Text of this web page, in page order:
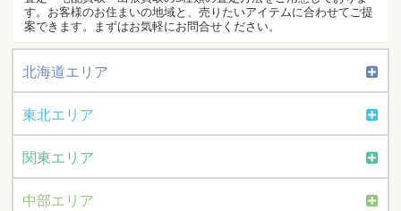
す。お客様のお住まいの地域と、売りたいアイテムに合わせてご提
案できます。まずはお気軽にお問合せください。
北海道エリア
東北エリア
関東エリア
中部エリア